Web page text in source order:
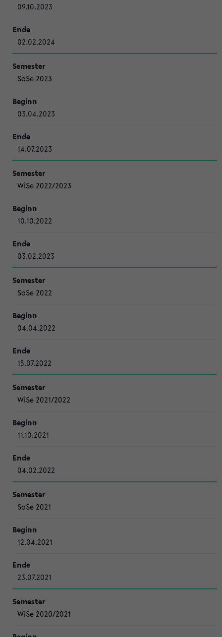
09.10.2023
02.02.2024
SoSe 2023
03.04.2023
14.07.2023
WiSe 2022/2023
10.10.2022
03.02.2023
SoSe 2022
04.04.2022
15.07.2022
WiSe 2021/2022
11.10.2021
04.02.2022
SoSe 2021
12.04.2021
23.07.2021
WiSe 2020/2021